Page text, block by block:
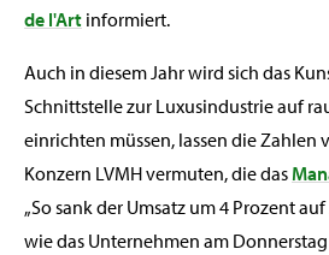
de l'Art informiert.
Auch in diesem Jahr wird sich das
Schnittstelle zur Luxusindustrie auf
einrichten müssen, lassen die Zahlen
Konzern LVMH vermuten, die das
„So sank der Umsatz um 4 Prozent
wie das Unternehmen am